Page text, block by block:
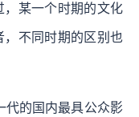
，某一个时期的文化
，不同时期的区别也
代的国内最具公众影